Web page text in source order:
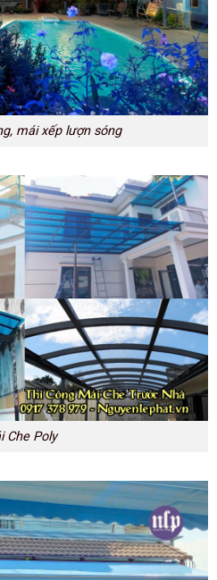
mái xếp lượn sóng
Che Poly